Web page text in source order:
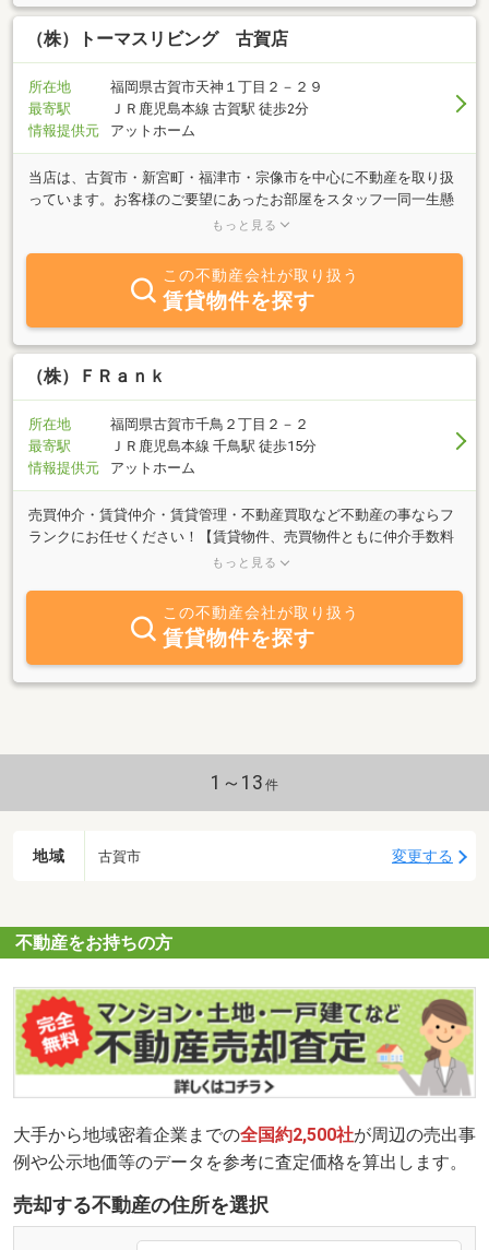
（株）トーマスリビング 古賀店
所在地
福岡県古賀市天神１丁目２－２９
最寄駅
ＪＲ鹿児島本線 古賀駅 徒歩2分
情報提供元
アットホーム
当店は、古賀市・新宮町・福津市・宗像市を中心に不動産を取り扱
っています。お客様のご要望にあったお部屋をスタッフ一同一生懸
命に誠心誠意 お探し致します。不動産に関して分からない点や気
もっと見る
この不動産会社が取り扱う
賃貸物件を探す
（株）ＦＲａｎｋ
所在地
福岡県古賀市千鳥２丁目２－２
最寄駅
ＪＲ鹿児島本線 千鳥駅 徒歩15分
情報提供元
アットホーム
売買仲介・賃貸仲介・賃貸管理・不動産買取など不動産の事ならフ
ランクにお任せください！【賃貸物件、売買物件ともに仲介手数料
を無料または割引にてご紹介いたします！！】仲介手数料無料物件
ません！査定無料・事務手数料無料・ローンあっせん手数料無料で
ご案内致します。押し売り、しつこい営業など信頼を失う営業は一
切いたしません。不動産会社に対するイメージが悪い方や営業が苦
手な方、対面で話すのが苦手な方も弊社ホームページより、ＬＩＮ
Ｅ、ＺＯＯＭでのご対応も可能ですのでぜひお気軽にご相談くださ
件がある場合もございますが、都合の悪い情報を隠したり、嘘をつ
くような行為もいたしませんのでご安心ください。メリット、デメ
な対応を心掛け
もっと見る
この不動産会社が取り扱う
賃貸物件を探す
1～13 件
地域 古賀市 変更する
不動産をお持ちの方
大手から地域密着企業までの全国約2,500社が周辺の売出事
例や公示地価等のデータを参考に査定価格を算出します。
売却する不動産の住所を選択